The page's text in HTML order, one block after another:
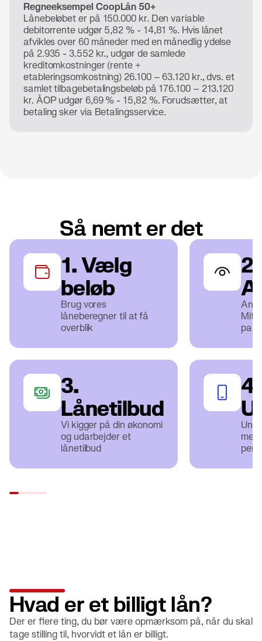
Regneeksempel CoopLån 50+
Lånebeløbet er på 150.000 kr. Den variable
debitorrente udgør 5,82 % - 14,81 %. Hvis lånet
afvikles over 60 måneder med en månedlig ydelse
på 2.935 - 3.552 kr., udgør de samlede
kreditomkostninger (rente +
etableringsomkostning) 26.100 – 63.120 kr., dvs. et
samlet tilbagebetalingsbeløb på 176.100 – 213.120
kr. ÅOP udgør 6,69 % - 15,82 %. Forudsætter, at
betaling sker via Betalingsservice.
Så nemt er det
1. Vælg
beløb
Brug vores
låneberegner til at få
overblik
2.
3.
Lånetilbud
Vi kigger på din økonomi
og udarbejder et
lånetilbud
4.
Hvad er et billigt lån?
Der er flere ting, du bør være opmærksom på, når du skal
tage stilling til, hvorvidt et lån er billigt.